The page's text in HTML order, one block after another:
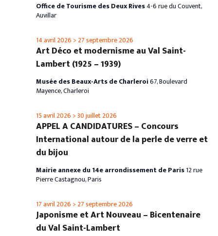
Office de Tourisme des Deux Rives4-6 rue du Couvent,
Auvillar
Art Déco et modernisme au Val Saint-
Lambert (1925 – 1939)
14 avril 2026 > 27 septembre 2026
Musée des Beaux-Arts de Charleroi67, Boulevard
Mayence, Charleroi
APPEL A CANDIDATURES – Concours
International autour de la perle de verre et
du bijou
15 avril 2026 >30 juillet 2026
Mairie annexe du 14e arrondissement de Paris12 rue
Pierre Castagnou, Paris
Japonisme et Art Nouveau – Bicentenaire
du Val Saint-Lambert
17 avril 2026 > 27 septembre 2026